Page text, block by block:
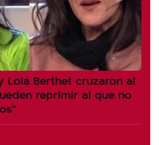
Lola Berthet cruzaron al
reprimir al que no